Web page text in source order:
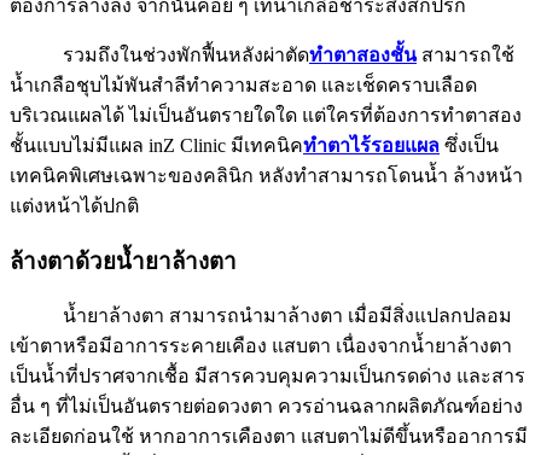
ต้องการล้างลง จากนั้นค่อย ๆ เทน้ำเกลือชำระสิ่งสกปรก
รวมถึงในช่วงพักฟื้นหลังผ่าตัดทำตาสองชั้น สามารถใช้
น้ำเกลือชุบไม้พันสำลีทำความสะอาด และเช็ดคราบเลือด
บริเวณแผลได้ ไม่เป็นอันตรายใดใด แต่ใครที่ต้องการทำตาสอง
ชั้นแบบไม่มีแผล inZ Clinic มีเทคนิคทำตาไร้รอยแผล ซึ่งเป็น
เทคนิคพิเศษเฉพาะของคลินิก หลังทำสามารถโดนน้ำ ล้างหน้า
แต่งหน้าได้ปกติ
ล้างตาด้วยน้ำยาล้างตา
น้ำยาล้างตา สามารถนำมาล้างตา เมื่อมีสิ่งแปลกปลอม
เข้าตาหรือมีอาการระคายเคือง แสบตา เนื่องจากน้ำยาล้างตา
เป็นน้ำที่ปราศจากเชื้อ มีสารควบคุมความเป็นกรดด่าง และสาร
อื่น ๆ ที่ไม่เป็นอันตรายต่อดวงตา ควรอ่านฉลากผลิตภัณฑ์อย่าง
ละเอียดก่อนใช้ หากอาการเคืองตา แสบตาไม่ดีขึ้นหรืออาการมี